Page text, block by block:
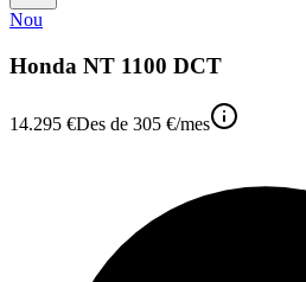
Nou
Honda NT 1100 DCT
14.295 €Des de 305 €/mes